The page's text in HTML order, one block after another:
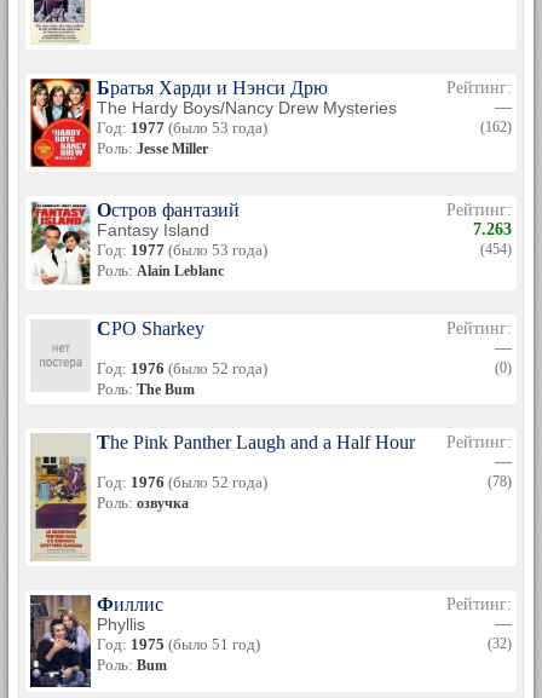
Братья Харди и Нэнси Дрю
The Hardy Boys/Nancy Drew Mysteries
Год: 1977 (было 53 года)
Роль: Jesse Miller
Рейтинг:
—
(162)
Остров фантазий
Fantasy Island
Год: 1977 (было 53 года)
Роль: Alain Leblanc
Рейтинг:
7.263
(454)
CPO Sharkey
Год: 1976 (было 52 года)
Роль: The Bum
Рейтинг:
—
(0)
The Pink Panther Laugh and a Half Hour and a Half
Год: 1976 (было 52 года)
Роль: озвучка
Рейтинг:
—
(78)
Филлис
Phyllis
Год: 1975 (было 51 год)
Роль: Bum
Рейтинг:
—
(32)